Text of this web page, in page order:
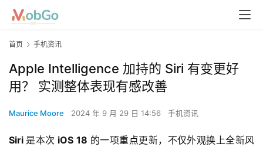
首页 手机资讯
Apple Intelligence 加持的 Siri 有变更好
用？ 实测整体表现有感改善
Maurice Moore 2024 年 9 月 29 日 14:56 手机资讯
Siri 是本次 iOS 18 的一项重点更新，不仅外观换上全新风